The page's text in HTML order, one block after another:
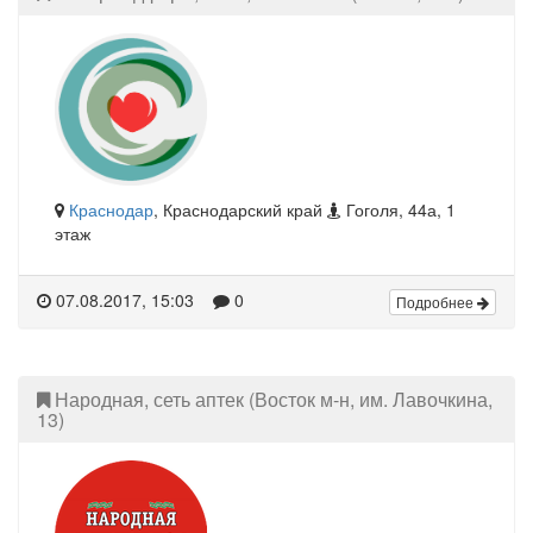
Краснодар, Краснодарский край
Гоголя, 44а, 1
этаж
07.08.2017, 15:03 0 Подробнее
Народная, сеть аптек (Восток м-н, им. Лавочкина,
13)